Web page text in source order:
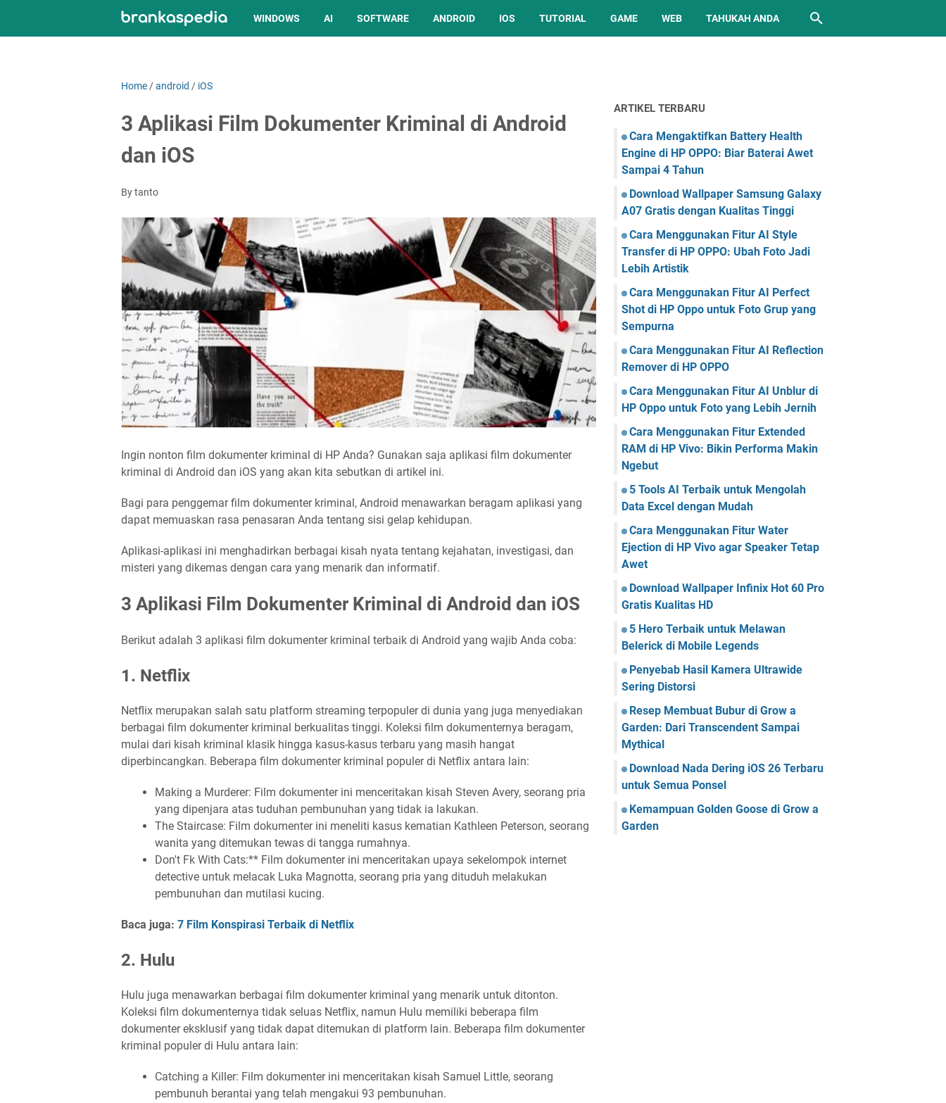
WINDOWS AI SOFTWARE ANDROID IOS TUTORIAL GAME WEB TAHUKAH ANDA
Home /android / iOS
3 Aplikasi Film Dokumenter Kriminal di Android
dan iOS
By tanto
Ingin nonton film dokumenter kriminal di HP Anda? Gunakan saja aplikasi film dokumenter
kriminal di Android dan iOS yang akan kita sebutkan di artikel ini.
Bagi para penggemar film dokumenter kriminal, Android menawarkan beragam aplikasi yang
dapat memuaskan rasa penasaran Anda tentang sisi gelap kehidupan.
Aplikasi-aplikasi ini menghadirkan berbagai kisah nyata tentang kejahatan, investigasi, dan
misteri yang dikemas dengan cara yang menarik dan informatif.
3 Aplikasi Film Dokumenter Kriminal di Android dan iOS
Berikut adalah 3 aplikasi film dokumenter kriminal terbaik di Android yang wajib Anda coba:
1. Netflix
Netflix merupakan salah satu platform streaming terpopuler di dunia yang juga menyediakan
berbagai film dokumenter kriminal berkualitas tinggi. Koleksi film dokumenternya beragam,
mulai dari kisah kriminal klasik hingga kasus-kasus terbaru yang masih hangat
diperbincangkan. Beberapa film dokumenter kriminal populer di Netflix antara lain:
Making a Murderer: Film dokumenter ini menceritakan kisah Steven Avery, seorang pria
yang dipenjara atas tuduhan pembunuhan yang tidak ia lakukan.
The Staircase: Film dokumenter ini meneliti kasus kematian Kathleen Peterson, seorang
wanita yang ditemukan tewas di tangga rumahnya.
Don't Fk With Cats:** Film dokumenter ini menceritakan upaya sekelompok internet
detective untuk melacak Luka Magnotta, seorang pria yang dituduh melakukan
pembunuhan dan mutilasi kucing.
Baca juga: 7 Film Konspirasi Terbaik di Netflix
2. Hulu
Hulu juga menawarkan berbagai film dokumenter kriminal yang menarik untuk ditonton.
Koleksi film dokumenternya tidak seluas Netflix, namun Hulu memiliki beberapa film
dokumenter eksklusif yang tidak dapat ditemukan di platform lain. Beberapa film dokumenter
kriminal populer di Hulu antara lain:
Catching a Killer: Film dokumenter ini menceritakan kisah Samuel Little, seorang
pembunuh berantai yang telah mengakui 93 pembunuhan.
ARTIKEL TERBARU
Cara Mengaktifkan Battery Health
Engine di HP OPPO: Biar Baterai Awet
Sampai 4 Tahun
Download Wallpaper Samsung Galaxy
A07 Gratis dengan Kualitas Tinggi
Cara Menggunakan Fitur AI Style
Transfer di HP OPPO: Ubah Foto Jadi
Lebih Artistik
Cara Menggunakan Fitur AI Perfect
Shot di HP Oppo untuk Foto Grup yang
Sempurna
Cara Menggunakan Fitur AI Reflection
Remover di HP OPPO
Cara Menggunakan Fitur AI Unblur di
HP Oppo untuk Foto yang Lebih Jernih
Cara Menggunakan Fitur Extended
RAM di HP Vivo: Bikin Performa Makin
Ngebut
5 Tools AI Terbaik untuk Mengolah
Data Excel dengan Mudah
Cara Menggunakan Fitur Water
Ejection di HP Vivo agar Speaker Tetap
Awet
Download Wallpaper Infinix Hot 60 Pro
Gratis Kualitas HD
5 Hero Terbaik untuk Melawan
Belerick di Mobile Legends
Penyebab Hasil Kamera Ultrawide
Sering Distorsi
Resep Membuat Bubur di Grow a
Garden: Dari Transcendent Sampai
Mythical
Download Nada Dering iOS 26 Terbaru
untuk Semua Ponsel
Kemampuan Golden Goose di Grow a
Garden